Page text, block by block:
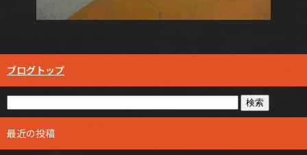
ブログトップ
最近の投稿